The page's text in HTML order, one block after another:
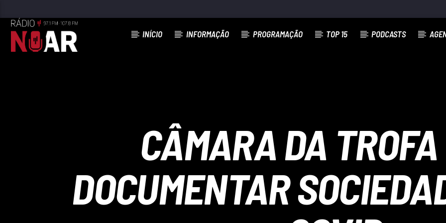
INÍCIO INFORMAÇÃO PROGRAMAÇÃO TOP 15 PODCASTS
CÂMARA DA TROFA
DOCUMENTAR